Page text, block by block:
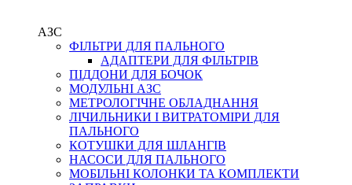
АЗС
ФІЛЬТРИ ДЛЯ ПАЛЬНОГО
АДАПТЕРИ ДЛЯ ФІЛЬТРІВ
ПІДДОНИ ДЛЯ БОЧОК
МОДУЛЬНІ АЗС
МЕТРОЛОГІЧНЕ ОБЛАДНАННЯ
ЛІЧИЛЬНИКИ І ВИТРАТОМІРИ ДЛЯ
ПАЛЬНОГО
КОТУШКИ ДЛЯ ШЛАНГІВ
НАСОСИ ДЛЯ ПАЛЬНОГО
МОБІЛЬНІ КОЛОНКИ ТА КОМПЛЕКТИ